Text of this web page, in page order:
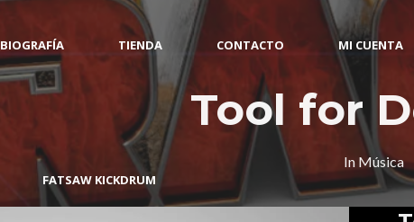
BIOGRAFÍA TIENDA CONTACTO MI CUENTA
FATSAW KICKDRUM
Tool for
In Música